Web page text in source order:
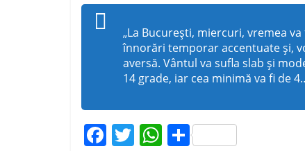
„La București, miercuri, vremea
înnorări temporar accentuate și,
aversă. Vântul va sufla slab și
14 grade, iar cea minimă va fi de
F T W P